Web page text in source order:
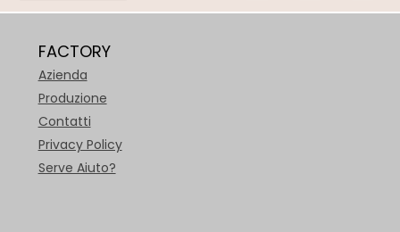
FACTORY
Azienda
Produzione
Contatti
Privacy Policy
Serve Aiuto?